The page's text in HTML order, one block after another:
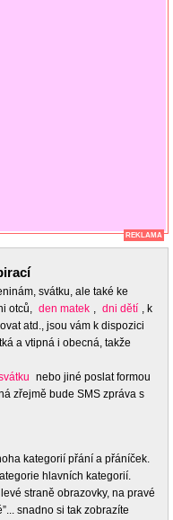
REKLAMA
svátku, ale také ke
otců, den matek , dni dětí , k
atd., jsou vám k dispozici
a vtipná i obecná, takže
nebo jiné poslat formou
zřejmě bude SMS zpráva s
kategorií přání a přáníček.
hlavních kategorií.
straně obrazovky, na pravé
snadno si tak zobrazíte